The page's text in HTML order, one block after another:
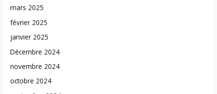
mars 2025
février 2025
janvier 2025
Décembre 2024
novembre 2024
octobre 2024